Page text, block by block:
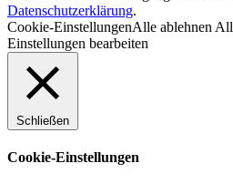
Datenschutzerklärung.
Cookie-EinstellungenAlle ablehnen
Einstellungen bearbeiten
Schließen
Cookie-Einstellungen